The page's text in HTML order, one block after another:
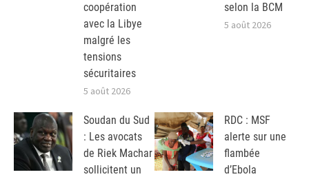
coopération
avec la Libye
malgré les
tensions
sécuritaires
5 août 2026
selon la BCM
5 août 2026
Soudan du Sud
: Les avocats
de Riek Machar
sollicitent un
RDC : MSF
alerte sur une
flambée
d’Ebola